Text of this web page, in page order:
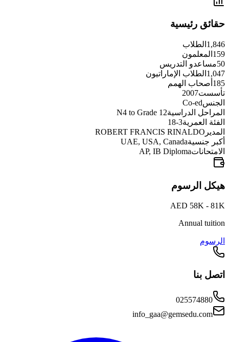
حقائق رئيسية
1,846 الطلاب
159 المعلمون
50مساعدو التدريس
1,047 الطلاب الإماراتيون
185 أصحاب الهمم
تأسست2007
الجنسCo-ed
المراحل الدراسيةN4 to Grade 12
الفئة العمرية3-18
المدير ROBERT FRANCIS RINALDO
أكبر جنسيةUAE, USA, Canada
الامتحاناتAP, IB Diploma
هيكل الرسوم
AED 58K - 81K
Annual tuition
الرسوم
اتصل بنا
025574880
info_gaa@gemsedu.com